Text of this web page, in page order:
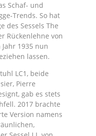
Schaf- und
Trends. So hat
des Sessels The
Rückenlehne von
1935 nun
lassen.
LC1, beide
Pierre
gab es stets
2017 brachte
Version namens